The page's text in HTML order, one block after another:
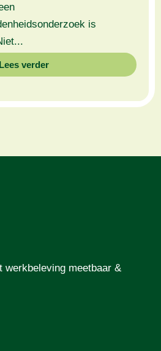
is
Lees verder
werkbeleving meetbaar &